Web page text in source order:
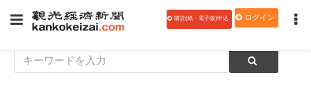
購読(紙・電子版)申込 ログイン